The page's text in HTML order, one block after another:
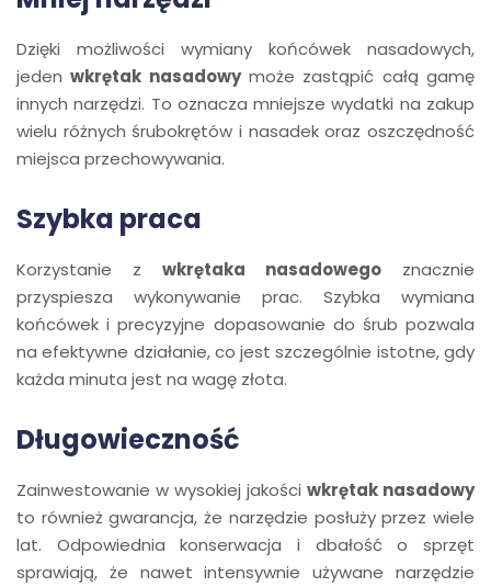
Dzięki możliwości wymiany końcówek nasadowych,
jedenwkrętak nasadowymoże zastąpić całą gamę
innych narzędzi. To oznacza mniejsze wydatki na zakup
wielu różnych śrubokrętów i nasadek oraz oszczędność
miejsca przechowywania.
Szybka praca
Korzystanie z wkrętaka nasadowego znacznie
przyspiesza wykonywanie prac. Szybka wymiana
końcówek i precyzyjne dopasowanie do śrub pozwala
na efektywne działanie, co jest szczególnie istotne, gdy
każda minuta jest na wagę złota.
Długowieczność
Zainwestowanie w wysokiej jakości wkrętak nasadowy
to również gwarancja, że narzędzie posłuży przez wiele
lat. Odpowiednia konserwacja i dbałość o sprzęt
sprawiają, że nawet intensywnie używane narzędzie